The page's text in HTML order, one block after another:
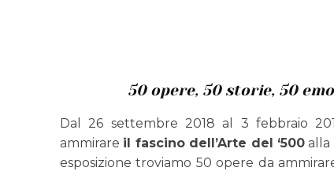
50 opere, 50 storie, 50
Dal 26 settembre 2018 al 3 febbraio
ammirare il fascino dell’Arte del ‘500alla
esposizione troviamo 50 opere da